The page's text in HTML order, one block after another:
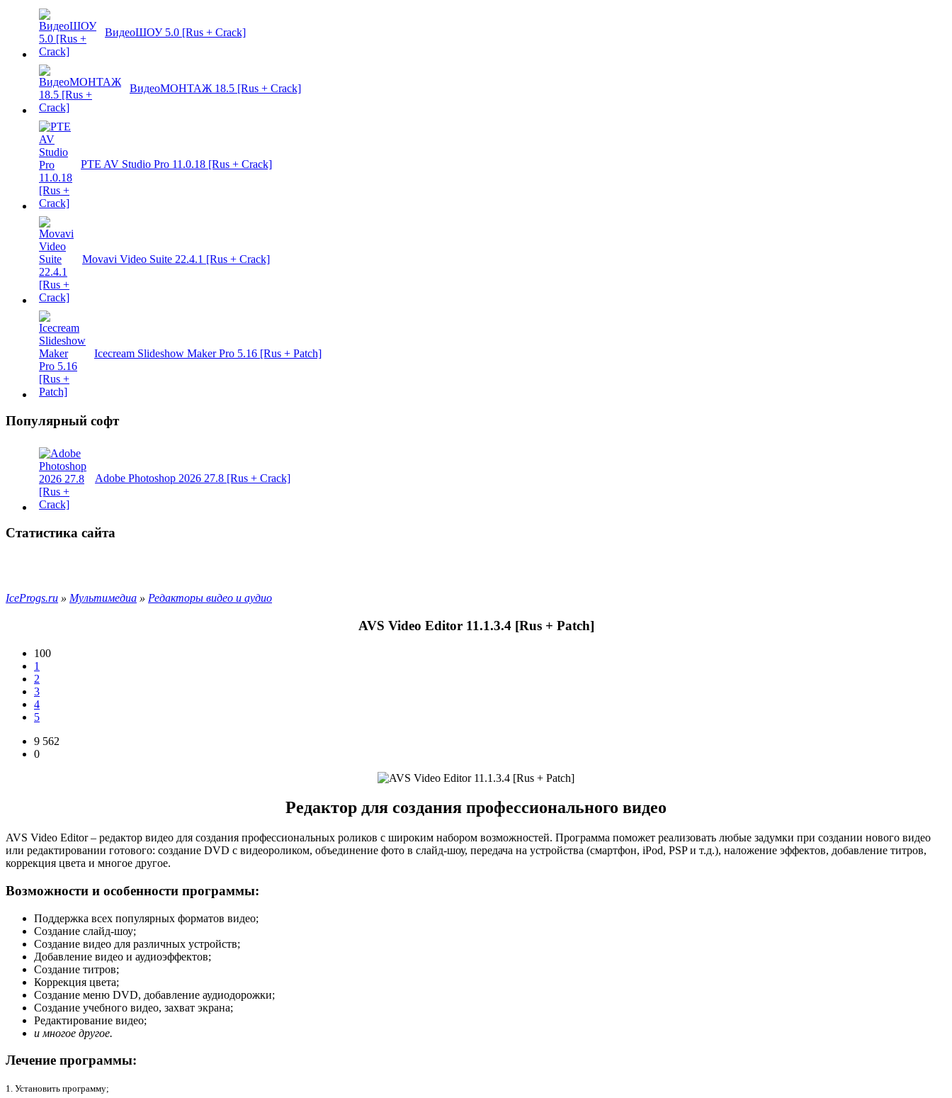
ВидеоШОУ 5.0 [Rus + Crack]
ВидеоМОНТАЖ 18.5 [Rus + Crack]
PTE AV Studio Pro 11.0.18 [Rus + Crack]
Movavi Video Suite 22.4.1 [Rus + Crack]
Icecream Slideshow Maker Pro 5.16 [Rus + Patch]
Популярный софт
Adobe Photoshop 2026 27.8 [Rus + Crack]
Статистика сайта
IceProgs.ru » Мультимедиа » Редакторы видео и аудио
AVS Video Editor 11.1.3.4 [Rus + Patch]
100
1
2
3
4
5
9 562
0
Редактор для создания профессионального видео
AVS Video Editor – редактор видео для создания профессиональных роликов с широким набором возможностей. Программа поможет реализовать любые задумки при создании нового видео
или редактировании готового: создание DVD с видеороликом, объединение фото в слайд-шоу, передача на устройства (смартфон, iPod, PSP и т.д.), наложение эффектов, добавление титров,
коррекция цвета и многое другое.
Возможности и особенности программы:
Поддержка всех популярных форматов видео;
Создание слайд-шоу;
Создание видео для различных устройств;
Добавление видео и аудиоэффектов;
Создание титров;
Коррекция цвета;
Создание меню DVD, добавление аудиодорожки;
Создание учебного видео, захват экрана;
Редактирование видео;
и многое другое.
Лечение программы:
1. Установить программу;